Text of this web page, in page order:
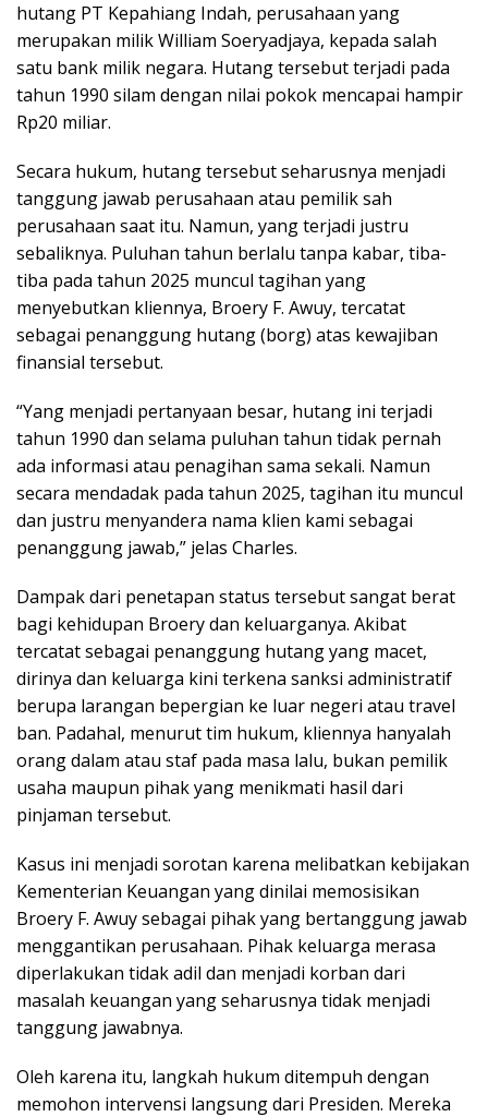
hutang PT Kepahiang Indah, perusahaan yang
merupakan milik William Soeryadjaya, kepada salah
satu bank milik negara. Hutang tersebut terjadi pada
tahun 1990 silam dengan nilai pokok mencapai hampir
Rp20 miliar.
Secara hukum, hutang tersebut seharusnya menjadi
tanggung jawab perusahaan atau pemilik sah
perusahaan saat itu. Namun, yang terjadi justru
sebaliknya. Puluhan tahun berlalu tanpa kabar, tiba-
tiba pada tahun 2025 muncul tagihan yang
menyebutkan kliennya, Broery F. Awuy, tercatat
sebagai penanggung hutang (borg) atas kewajiban
finansial tersebut.
“Yang menjadi pertanyaan besar, hutang ini terjadi
tahun 1990 dan selama puluhan tahun tidak pernah
ada informasi atau penagihan sama sekali. Namun
secara mendadak pada tahun 2025, tagihan itu muncul
dan justru menyandera nama klien kami sebagai
penanggung jawab,” jelas Charles.
Dampak dari penetapan status tersebut sangat berat
bagi kehidupan Broery dan keluarganya. Akibat
tercatat sebagai penanggung hutang yang macet,
dirinya dan keluarga kini terkena sanksi administratif
berupa larangan bepergian ke luar negeri atau travel
ban. Padahal, menurut tim hukum, kliennya hanyalah
orang dalam atau staf pada masa lalu, bukan pemilik
usaha maupun pihak yang menikmati hasil dari
pinjaman tersebut.
Kasus ini menjadi sorotan karena melibatkan kebijakan
Kementerian Keuangan yang dinilai memosisikan
Broery F. Awuy sebagai pihak yang bertanggung jawab
menggantikan perusahaan. Pihak keluarga merasa
diperlakukan tidak adil dan menjadi korban dari
masalah keuangan yang seharusnya tidak menjadi
tanggung jawabnya.
Oleh karena itu, langkah hukum ditempuh dengan
memohon intervensi langsung dari Presiden. Mereka